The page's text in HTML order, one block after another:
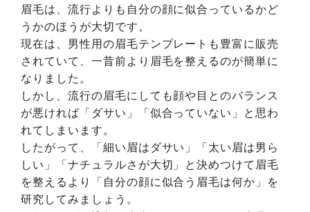
眉毛は、流行よりも自分の顔に似合っているかど
うかのほうが大切です。
現在は、男性用の眉毛テンプレートも豊富に販売
されていて、一昔前より眉毛を整えるのが簡単に
なりました。
しかし、流行の眉毛にしても顔や目とのバランス
が悪ければ「ダサい」「似合っていない」と思わ
れてしまいます。
したがって、「細い眉はダサい」「太い眉は男ら
しい」「ナチュラルさが大切」と決めつけて眉毛
を整えるより「自分の顔に似合う眉毛は何か」を
研究してみましょう。